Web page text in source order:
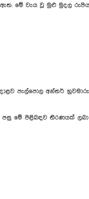
වැය වූ මුළු මුදල රුපියල්
පැල්පොල අන්තර්
පසු මේ පිළිබඳව තීරණයක්